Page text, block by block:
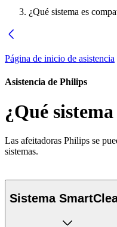
¿Qué sistema es
Página de inicio de asistencia
Asistencia de Philips
¿Qué
Las afeitadoras Philips se
sistemas.
Sistema